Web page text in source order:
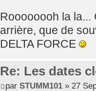
Roooooooh la
arrière, que de
DELTA FORCE
Re: Les dates
par STUMM101» 27